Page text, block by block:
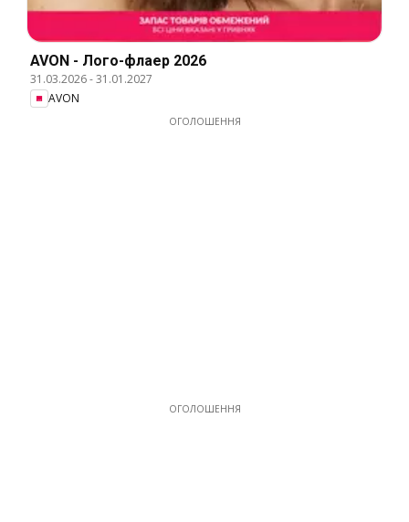
AVON - Лого-флаер 2026
31.03.2026-31.01.2027
AVON
ОГОЛОШЕННЯ
ОГОЛОШЕННЯ